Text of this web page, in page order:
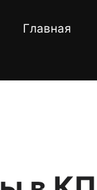
Главная